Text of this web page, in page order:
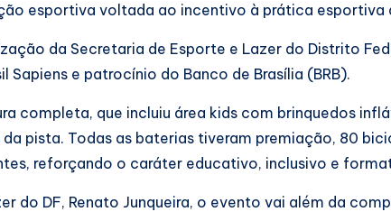
esportiva voltada ao incentivo à prática esportiva
da Secretaria de Esporte e Lazer do Distrito
e patrocínio do Banco de Brasília (BRB).
completa, que incluiu área kids com brinquedos
pista. Todas as baterias tiveram premiação, 80
reforçando o caráter educativo, inclusivo e
do DF, Renato Junqueira, o evento vai além da